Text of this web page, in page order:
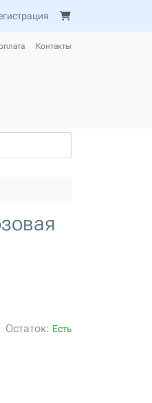
Контакты
Остаток: Есть